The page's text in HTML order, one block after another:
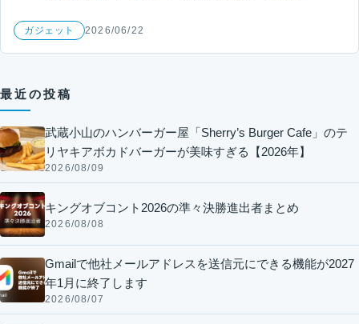
ガジェット 2026/06/22
最近の投稿
武蔵小山のハンバーガー屋「Sherry’s Burger Cafe」のテ
リヤキアボカドバーガーが美味すぎる【2026年】
2026/08/09
キングオブコント2026の準々決勝進出者まとめ
2026/08/08
Gmailで他社メールアドレスを送信元にできる機能が2027
年1月に終了します
2026/08/07